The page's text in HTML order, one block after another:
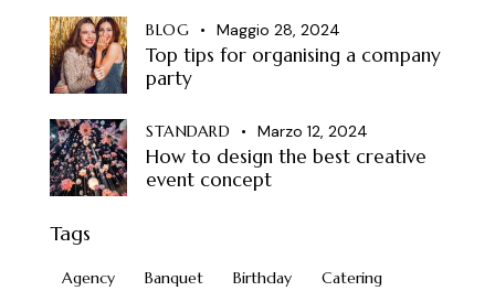
BLOG Maggio 28, 2024
Top tips for organising a company
party
STANDARD Marzo 12, 2024
How to design the best creative
event concept
Tags
Agency Banquet Birthday
Catering